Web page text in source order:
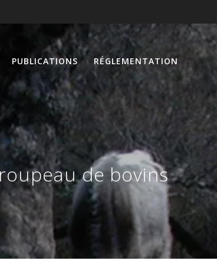
PUBLICATIONS RÉGLEMENTATION
de bovins